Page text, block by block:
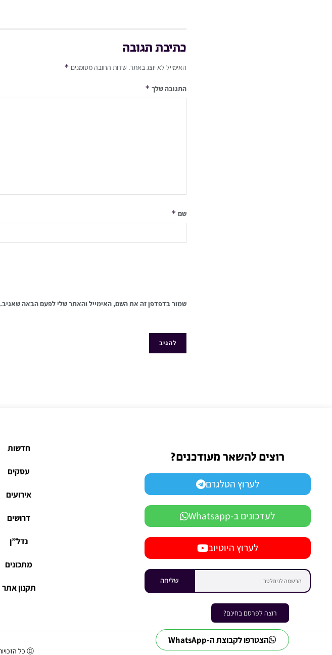
כתיבת תגובה
האימייל לא יוצג באתר. שדות החובה מסומנים *
התגובה שלך *
שם *
שמור בדפדפן זה את השם, האימייל והאתר שלי לפעם הבאה שאגיב.
הצטרפו לקבוצת ה-WhatsApp
רוצה לפרסם בחינם?
רוצים להשאר מעודכנים?
לערוץ הטלגרם
לעדכונים ב-Whatsapp
לערוץ היוטיוב
שליחה
חדשות
עסקים
אירועים
דרושים
נדל”ן
מתכונים
תקנון אתר
Ⓒ כל הזכויות שמורות לביתר 24